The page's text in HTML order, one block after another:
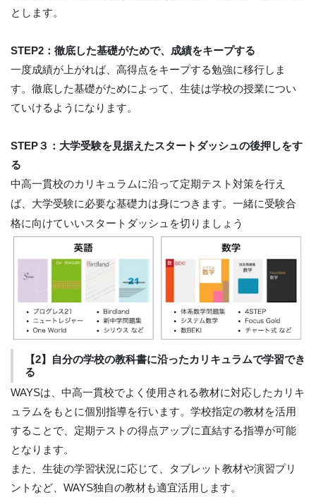
とします。
STEP2：徹底した基礎がためで、成績をキープする
一度成績が上がれば、高得点をキープする勉強に移行しま
す。徹底した基礎がためによって、生徒は学校の授業につい
ていけるようになります。
STEP３：大学受験を見据えたスタートダッシュの後押しをす
る
中高一貫校のカリキュラムに沿って定期テスト対策を行え
ば、大学受験に必要な基礎力は身につきます。一緒に受験合
格に向けていいスタートダッシュを切りましょう
【2】自分の学校の教科書に沿ったカリキュラムで学習でき
る
WAYSは、中高一貫校でよく使用される教材に対応したカリキ
ュラムをもとに個別指導を行います。学校指定の教材を活用
することで、定期テストの得点アップに直結する指導が可能
となります。
また、生徒の学習状況に応じて、タブレット教材や演習プリ
ントなど、WAYS独自の教材も適宜活用します。